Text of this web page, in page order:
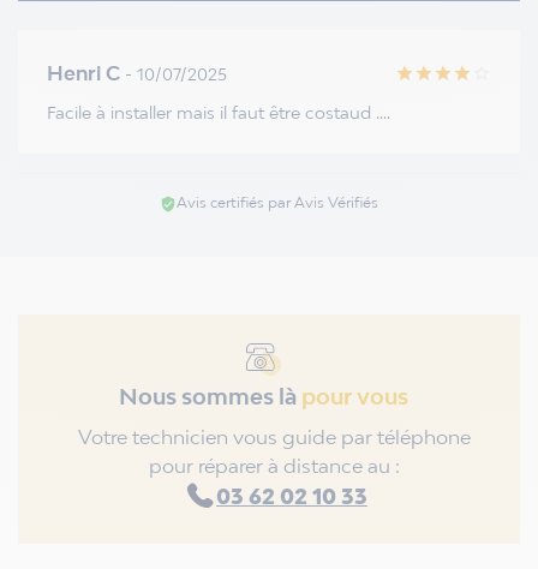
Henri C - 10/07/2025 star star star star
Facile à installer mais il faut être costaud ....
verified_userAvis certifiés par Avis Vérifiés
Nous sommes là pour vous
Votre technicien vous guide par téléphone
pour réparer à distance au :
03 62 02 10 33